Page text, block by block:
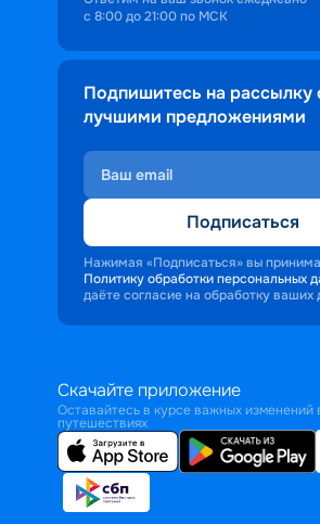
с 8:00 до 21:00 по МСК
Подпишитесь на рассылку
лучшими предложениями
Подписаться
Нажимая «Подписаться» вы
Политику обработки персональных
даёте согласие на обработку ваших
Скачайте приложение
Оставайтесь в курсе важных изменений
путешествиях